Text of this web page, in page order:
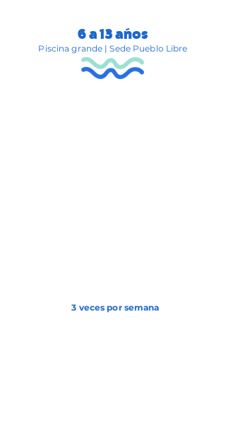
6 a 13 años
Piscina grande | Sede Pueblo Libre
3 veces por semana